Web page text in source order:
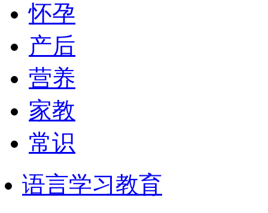
怀孕
产后
营养
家教
常识
语言学习教育